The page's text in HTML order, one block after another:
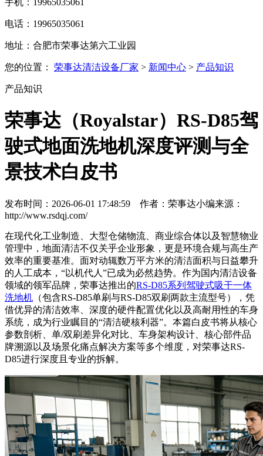
手机：19965035061
电话：19965035061
地址：合肥市荣事达第六工业园
您的位置： 荣事达清洁设备厂家 > 新闻中心 > 产品知识
产品知识
荣事达（Royalstar）RS-D85驾
驶式地面洗地机深度评测与全
景技术白皮书
发布时间：2026-06-01 17:48:59 作者：荣事达小编来源：
http://www.rsdqj.com/
在现代化工业制造、大型仓储物流、商业综合体以及智慧物业
管理中，地面清洁不仅关乎企业形象，更是环境合规与高生产
效率的重要基准。面对动辄数万平方米的清洁面积与日益攀升
的人工成本，“以机代人”已成为必然趋势。作为国内清洁设备
领域的领军品牌，荣事达推出的RS-D85系列驾驶式吸干一体
洗地机 （包含RS-D85单刷与RS-D85双刷两款主流型号），凭
借优异的清洁效率、深度的硬件配置优化以及高耐用性的车身
系统，成为行业瞩目的“清洁硬核利器”。本篇白皮书将从核心
参数剖析、单/双刷差异化对比、车身架构设计、核心部件品
牌溯源以及场景化痛点解决方案等多个维度，对荣事达RS-
D85进行深度且专业的拆解。